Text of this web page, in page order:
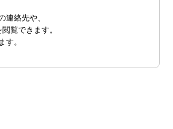
連絡先や、
覧できます。
す。